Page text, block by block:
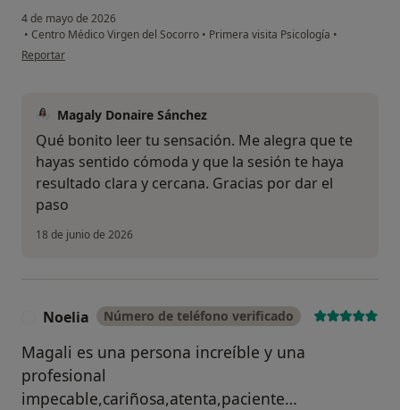
4 de mayo de 2026
• Centro Médico Virgen del Socorro • Primera visita Psicología •
en opinión del usuario M.c
Reportar
Magaly Donaire Sánchez
Qué bonito leer tu sensación. Me alegra que te
hayas sentido cómoda y que la sesión te haya
resultado clara y cercana. Gracias por dar el
paso
18 de junio de 2026
Noelia Número de teléfono verificado
Magali es una persona increíble y una
profesional
impecable,cariñosa,atenta,paciente…